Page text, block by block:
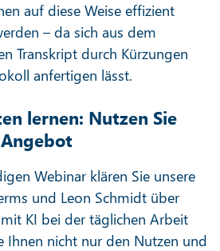
auf diese Weise effizient
– da sich aus dem
Transkript durch Kürzungen
anfertigen lässt.
lernen: Nutzen Sie
Webinar klären Sie unsere
und Leon Schmidt über
KI bei der täglichen Arbeit
Ihnen nicht nur den Nutzen und